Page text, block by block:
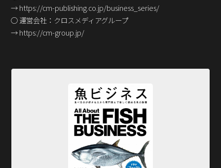
→ https://cm-publishing.co.jp/business_series/
○ 運営会社：クロスメディアグループ
→ https://cm-group.jp/